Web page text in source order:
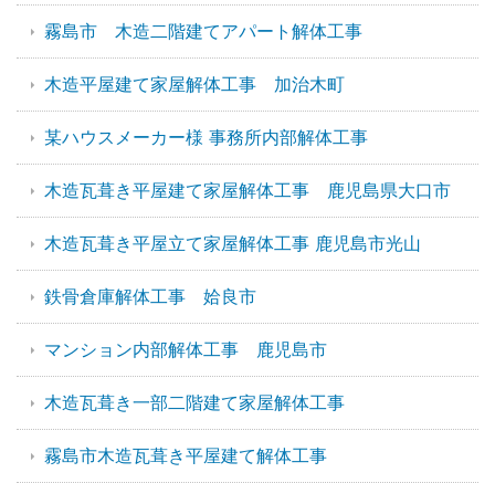
霧島市 木造二階建てアパート解体工事
木造平屋建て家屋解体工事 加治木町
某ハウスメーカー様 事務所内部解体工事
木造瓦葺き平屋建て家屋解体工事 鹿児島県大口市
木造瓦葺き平屋立て家屋解体工事 鹿児島市光山
鉄骨倉庫解体工事 姶良市
マンション内部解体工事 鹿児島市
木造瓦葺き一部二階建て家屋解体工事
霧島市木造瓦葺き平屋建て解体工事